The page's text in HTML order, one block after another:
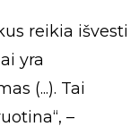
reikia išvesti
yra
(...). Tai
–